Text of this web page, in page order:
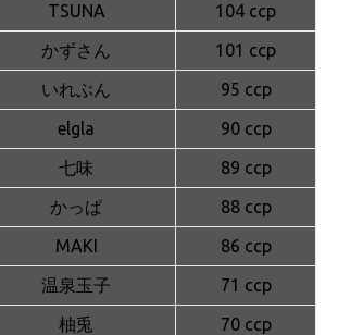
TSUNA
104 ccp
かずさん
101 ccp
いれぶん
95 ccp
elgla
90 ccp
七味
89 ccp
かっぱ
88 ccp
MAKI
86 ccp
温泉玉子
71 ccp
柚兎
70 ccp